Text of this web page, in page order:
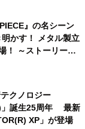
』の名シーン
かす！ メタル製立
！ ～ストーリーと
大人の体験型パズ
より先行予約受付
クノロジー
」誕生25周年 最新
XP」が登場